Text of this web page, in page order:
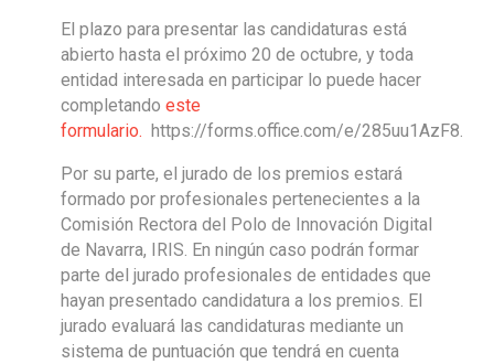
El plazo para presentar las candidaturas está
abierto hasta el próximo 20 de octubre, y toda
entidad interesada en participar lo puede hacer
completando este
formulario. https://forms.office.com/e/285uu1AzF8.
Por su parte, el jurado de los premios estará
formado por profesionales pertenecientes a la
Comisión Rectora del Polo de Innovación Digital
de Navarra, IRIS. En ningún caso podrán formar
parte del jurado profesionales de entidades que
hayan presentado candidatura a los premios. El
jurado evaluará las candidaturas mediante un
sistema de puntuación que tendrá en cuenta